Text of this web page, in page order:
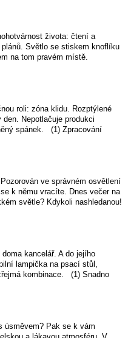
života: čtení a
Světlo se stiskem knoflíku
na tom pravém místě.
roli: zóna klidu. Rozptýlené
Nepotlačuje produkci
spánek. (1) Zpracování
ve správném osvětlení
k němu vracíte. Dnes večer na
světle? Kdykoli nashledanou!
kancelář. A do jejího
lampička na psací stůl,
kombinace. (1) Snadno
úsměvem? Pak se k vám